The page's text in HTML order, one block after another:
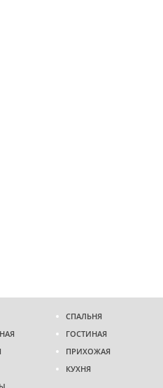
СПАЛЬНЯ
ГОСТИНАЯ
ПРИХОЖАЯ
КУХНЯ